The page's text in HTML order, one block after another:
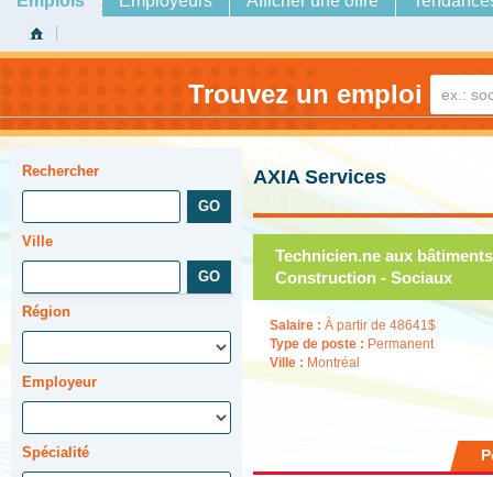
Trouvez un emploi
Rechercher
Ville
Région
Employeur
Spécialité
AXIA Services
Technicien.ne aux
Construction - Sociaux
Salaire : À partir de 48641$
Type de poste : Permanent
Ville : Montréal